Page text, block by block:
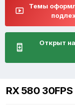
Темы
Открыт
RX 580 30FPS